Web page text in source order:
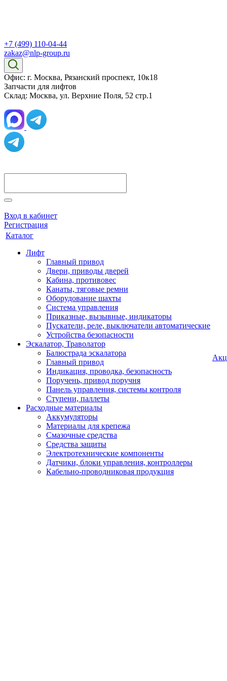
+7 (499) 110-04-44
zakaz@nlp-group.ru
Офис: г. Москва, Рязанский проспект, 10к18
Запчасти для лифтов
Склад: Москва, ул. Верхние Поля, 52 стр.1
Вход в кабинет
Регистрация
Каталог
Лифт
Главный привод
Двери, приводы дверей
Кабина, противовес
Канаты, тяговые ремни
Оборудование шахты
Система управления
Приказные, вызывные, индикаторы
Пускатели, реле, выключатели автоматические
Устройства безопасности
Эскалатор, Траволатор
Балюстрада эскалатора
Главный привод
Индикация, проводка, безопасность
Поручень, привод поручня
Панель управления, системы контроля
Ступени, паллеты
Расходные материалы
Аккумуляторы
Материалы для крепежа
Смазочные средства
Средства защиты
Электротехнические компоненты
Датчики, блоки управления, контроллеры
Кабельно-проводниковая продукция